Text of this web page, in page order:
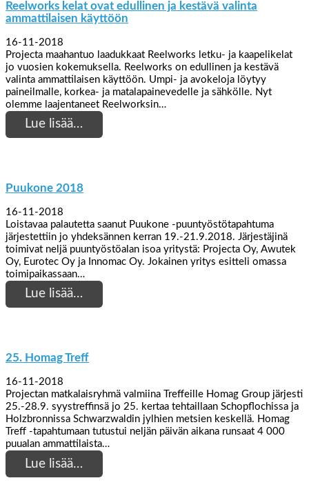
Reelworks kelat ovat edullinen ja kestävä valinta
ammattilaisen käyttöön
16-11-2018
Projecta maahantuo laadukkaat Reelworks letku- ja kaapelikelat
jo vuosien kokemuksella. Reelworks on edullinen ja kestävä
valinta ammattilaisen käyttöön. Umpi- ja avokeloja löytyy
paineilmalle, korkea- ja matalapainevedelle ja sähkölle. Nyt
olemme laajentaneet Reelworksin…
Lue lisää…
Puukone 2018
16-11-2018
Loistavaa palautetta saanut Puukone -puuntyöstötapahtuma
järjestettiin jo yhdeksännen kerran 19.-21.9.2018. Järjestäjinä
toimivat neljä puuntyöstöalan isoa yritystä: Projecta Oy, Awutek
Oy, Eurotec Oy ja Innomac Oy. Jokainen yritys esitteli omassa
toimipaikassaan…
Lue lisää…
25. Homag Treff
16-11-2018
Projectan matkalaisryhmä valmiina Treffeille Homag Group järjesti
25.-28.9. syystreffinsä jo 25. kertaa tehtaillaan Schopflochissa ja
Holzbronnissa Schwarzwaldin jylhien metsien keskellä. Homag
Treff -tapahtumaan tutustui neljän päivän aikana runsaat 4 000
puualan ammattilaista…
Lue lisää…